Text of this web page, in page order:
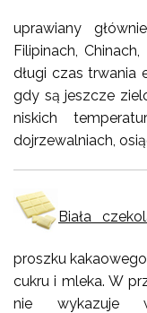
uprawiany
Filipinach,
długi czas trwania
gdy są jeszcze
niskich
dojrzewalniach,
Biała
proszku
cukru i mleka. W
nie wykazuje